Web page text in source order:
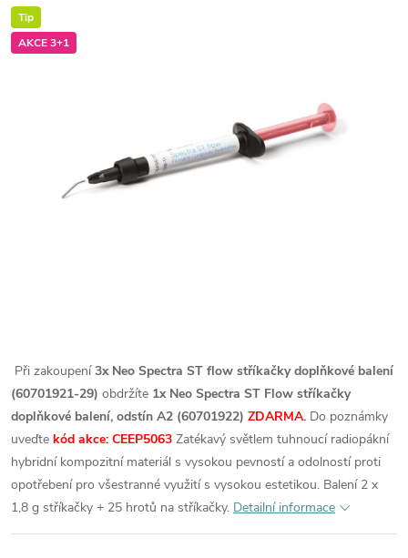
Tip
AKCE 3+1
Při zakoupení3x Neo Spectra ST flow stříkačky doplňkové balení
(60701921-29) obdržíte 1x Neo Spectra ST Flow stříkačky
doplňkové balení, odstín A2 (60701922) ZDARMA. Do poznámky
uveďte kód akce: CEEP5063 Zatékavý světlem tuhnoucí radiopákní
hybridní kompozitní materiál s vysokou pevností a odolností proti
opotřebení pro všestranné využití s vysokou estetikou. Balení 2 x
1,8 g stříkačky + 25 hrotů na stříkačky. Detailní informace